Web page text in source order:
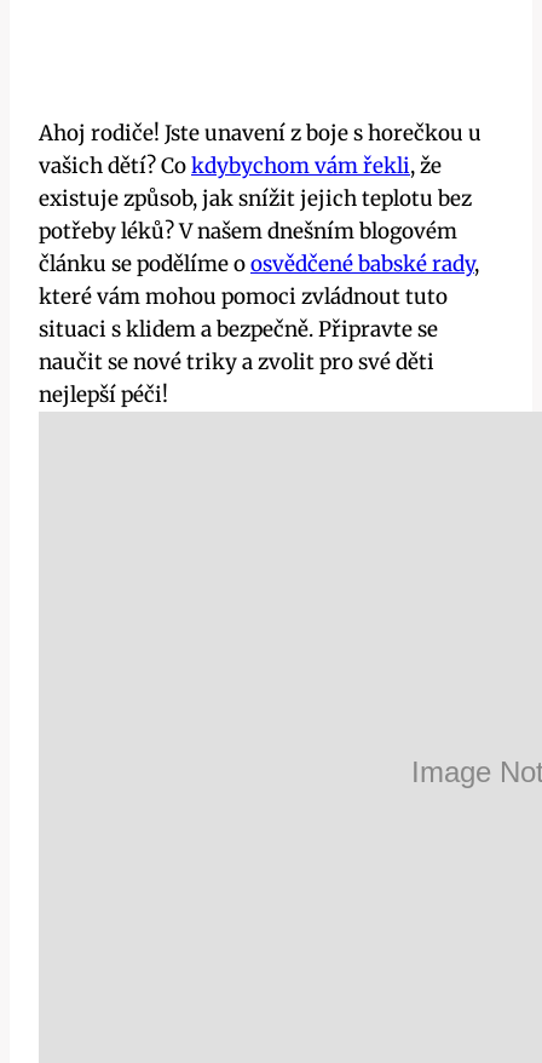
Ahoj rodiče! Jste unavení z boje s horečkou u
vašich dětí? Cokdybychom vám řekli, ​že
existuje způsob, jak snížit jejich ​teplotu‍ bez
potřeby léků? V našem ⁤dnešním ‍blogovém
článku ⁣se⁣ podělíme oosvědčené babské rady,
které vám mohou pomoci zvládnout tuto
situaci s klidem ⁤a bezpečně. ‌Připravte⁢ se
naučit se‍ nové triky a zvolit pro své děti
⁢nejlepší péči!